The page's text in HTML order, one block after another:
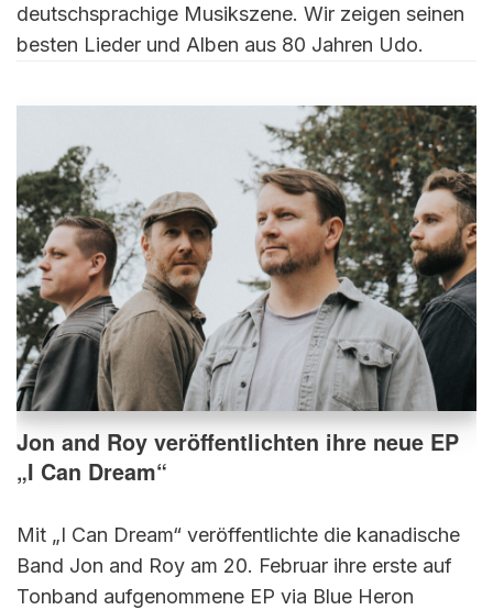
deutschsprachige Musikszene. Wir zeigen seinen
besten Lieder und Alben aus 80 Jahren Udo.
Jon and Roy veröffentlichten ihre neue EP
„I Can Dream“
Mit „I Can Dream“ veröffentlichte die kanadische
Band Jon and Roy am 20. Februar ihre erste auf
Tonband aufgenommene EP via Blue Heron